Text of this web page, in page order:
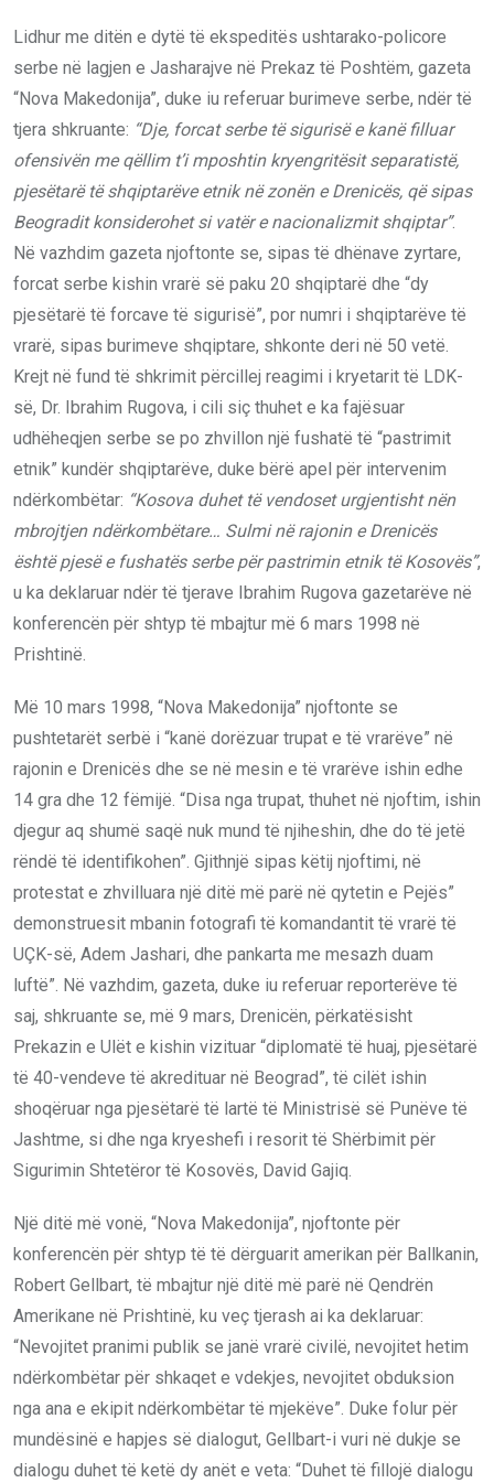
Lidhur me ditën e dytë të ekspeditës ushtarako-policore
serbe në lagjen e Jasharajve në Prekaz të Poshtëm, gazeta
“Nova Makedonija”, duke iu referuar burimeve serbe, ndër të
tjera shkruante: “Dje, forcat serbe të sigurisë e kanë filluar
ofensivën me qëllim t’i mposhtin kryengritësit separatistë,
pjesëtarë të shqiptarëve etnik në zonën e Drenicës, që sipas
Beogradit konsiderohet si vatër e nacionalizmit shqiptar”.
Në vazhdim gazeta njoftonte se, sipas të dhënave zyrtare,
forcat serbe kishin vrarë së paku 20 shqiptarë dhe “dy
pjesëtarë të forcave të sigurisë”, por numri i shqiptarëve të
vrarë, sipas burimeve shqiptare, shkonte deri në 50 vetë.
Krejt në fund të shkrimit përcillej reagimi i kryetarit të LDK-
së, Dr. Ibrahim Rugova, i cili siç thuhet e ka fajësuar
udhëheqjen serbe se po zhvillon një fushatë të “pastrimit
etnik” kundër shqiptarëve, duke bërë apel për intervenim
ndërkombëtar: “Kosova duhet të vendoset urgjentisht nën
mbrojtjen ndërkombëtare… Sulmi në rajonin e Drenicës
është pjesë e fushatës serbe për pastrimin etnik të Kosovës”,
u ka deklaruar ndër të tjerave Ibrahim Rugova gazetarëve në
konferencën për shtyp të mbajtur më 6 mars 1998 në
Prishtinë.
Më 10 mars 1998, “Nova Makedonija” njoftonte se
pushtetarët serbë i “kanë dorëzuar trupat e të vrarëve” në
rajonin e Drenicës dhe se në mesin e të vrarëve ishin edhe
14 gra dhe 12 fëmijë. “Disa nga trupat, thuhet në njoftim, ishin
djegur aq shumë saqë nuk mund të njiheshin, dhe do të jetë
rëndë të identifikohen”. Gjithnjë sipas këtij njoftimi, në
protestat e zhvilluara një ditë më parë në qytetin e Pejës”
demonstruesit mbanin fotografi të komandantit të vrarë të
UÇK-së, Adem Jashari, dhe pankarta me mesazh duam
luftë”. Në vazhdim, gazeta, duke iu referuar reporterëve të
saj, shkruante se, më 9 mars, Drenicën, përkatësisht
Prekazin e Ulët e kishin vizituar “diplomatë të huaj, pjesëtarë
të 40-vendeve të akredituar në Beograd”, të cilët ishin
shoqëruar nga pjesëtarë të lartë të Ministrisë së Punëve të
Jashtme, si dhe nga kryeshefi i resorit të Shërbimit për
Sigurimin Shtetëror të Kosovës, David Gajiq.
Një ditë më vonë, “Nova Makedonija”, njoftonte për
konferencën për shtyp të të dërguarit amerikan për Ballkanin,
Robert Gellbart, të mbajtur një ditë më parë në Qendrën
Amerikane në Prishtinë, ku veç tjerash ai ka deklaruar:
“Nevojitet pranimi publik se janë vrarë civilë, nevojitet hetim
ndërkombëtar për shkaqet e vdekjes, nevojitet obduksion
nga ana e ekipit ndërkombëtar të mjekëve”. Duke folur për
mundësinë e hapjes së dialogut, Gellbart-i vuri në dukje se
dialogu duhet të ketë dy anët e veta: “Duhet të fillojë dialogu